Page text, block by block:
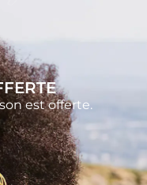
est offerte.